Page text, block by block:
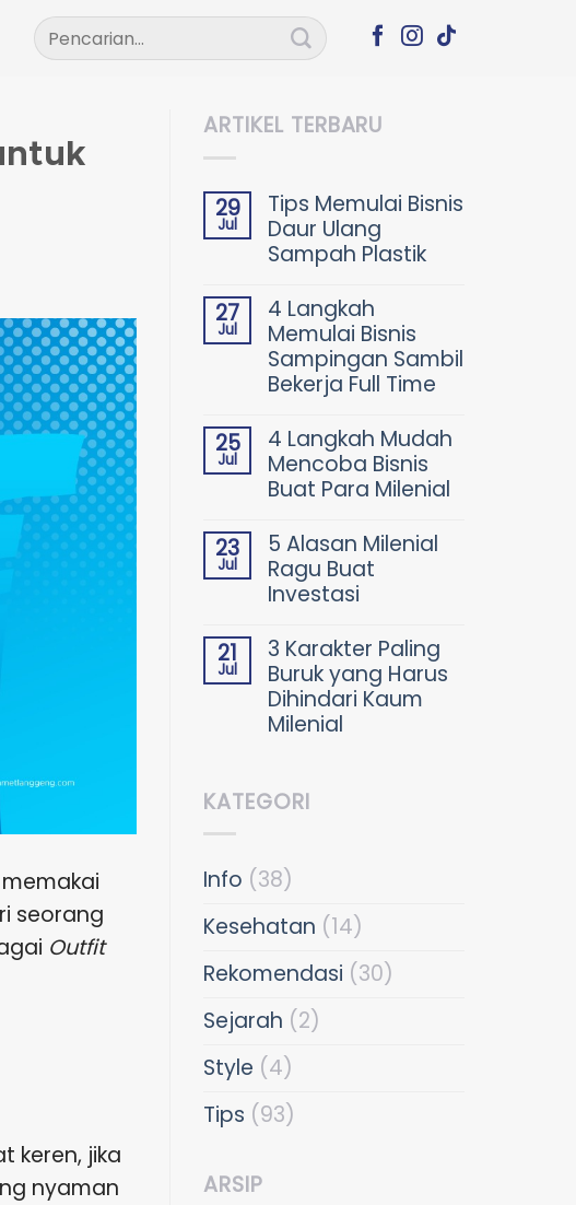
Pencarian
untuk:
seorang
Outfit
keren, jika
nyaman
ARTIKEL TERBARU
29
Jul
Tips Memulai Bisnis
Daur Ulang
Sampah Plastik
27
Jul
4 Langkah
Memulai Bisnis
Sampingan Sambil
Bekerja Full Time
25
Jul
4 Langkah Mudah
Mencoba Bisnis
Buat Para Milenial
23
Jul
5 Alasan Milenial
Ragu Buat
Investasi
21
Jul
3 Karakter Paling
Buruk yang Harus
Dihindari Kaum
Milenial
KATEGORI
Info (38)
Kesehatan (14)
Rekomendasi (30)
Sejarah (2)
Style (4)
Tips (93)
ARSIP